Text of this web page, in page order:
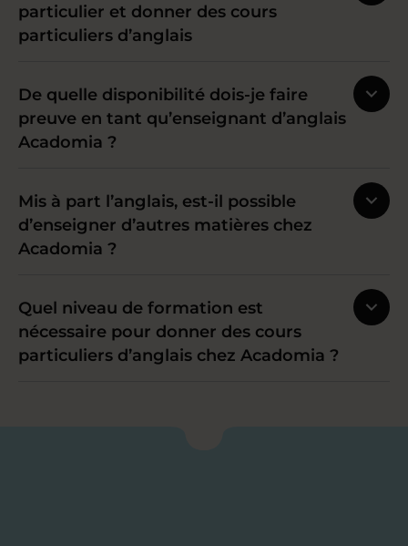
particulier et donner des cours
particuliers d’anglais
De quelle disponibilité dois-je faire
preuve en tant qu’enseignant d’anglais
Acadomia ?
Mis à part l’anglais, est-il possible
d’enseigner d’autres matières chez
Acadomia ?
Quel niveau de formation est
nécessaire pour donner des cours
particuliers d’anglais chez Acadomia ?